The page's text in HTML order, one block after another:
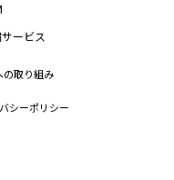
ービス
の取り組み
シーポリシー